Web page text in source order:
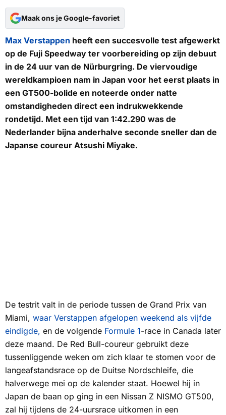
Maak ons je Google-favoriet
Max Verstappen heeft een succesvolle test afgewerkt
op de Fuji Speedway ter voorbereiding op zijn debuut
in de 24 uur van de Nürburgring. De viervoudige
wereldkampioen nam in Japan voor het eerst plaats in
een GT500-bolide en noteerde onder natte
omstandigheden direct een indrukwekkende
rondetijd. Met een tijd van 1:42.290 was de
Nederlander bijna anderhalve seconde sneller dan de
Japanse coureur Atsushi Miyake.
De testrit valt in de periode tussen de Grand Prix van
Miami, waar Verstappen afgelopen weekend als vijfde
eindigde, en de volgende Formule 1-race in Canada later
deze maand. De Red Bull-coureur gebruikt deze
tussenliggende weken om zich klaar te stomen voor de
langeafstandsrace op de Duitse Nordschleife, die
halverwege mei op de kalender staat. Hoewel hij in
Japan de baan op ging in een Nissan Z NISMO GT500,
zal hij tijdens de 24-uursrace uitkomen in een